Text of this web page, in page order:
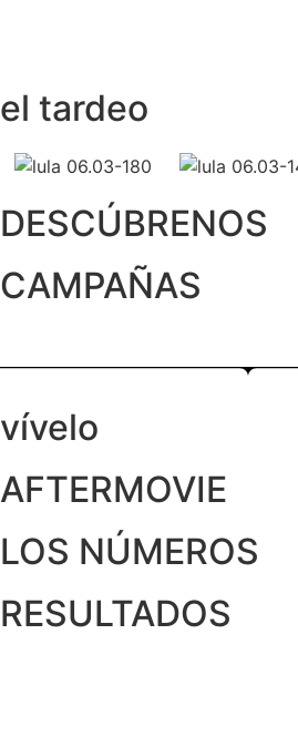
el tardeo
DESCÚBRENOS
CAMPAÑAS
vívelo
AFTERMOVIE
LOS NÚMEROS
RESULTADOS